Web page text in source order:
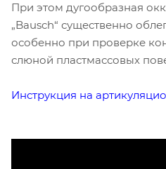
При этом дугообразная
„Bausch“ существенно
особенно при проверке
слюной пластмассовых
Инструкция на